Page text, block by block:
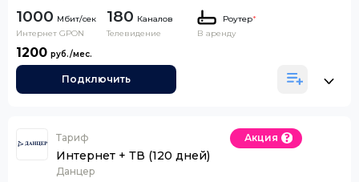
1000
Интернет GPON
180 Каналов
Телевидение
Роутер*
В аренду
1200
Подключить
Тариф
Интернет + ТВ (120 дней)
Данцер
Акция